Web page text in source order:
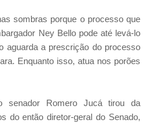
sombras porque o processo que
Ney Bello pode até levá-lo
aguarda a prescrição do processo
Enquanto isso, atua nos porões
senador Romero Jucá tirou da
do então diretor-geral do Senado,